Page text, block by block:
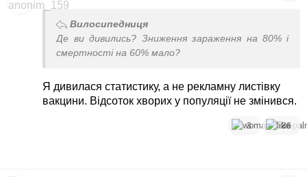
Вилосипедниця
Де ви дивились? Зниження зараження на 80% і
смертності на 60% мало?
Я дивилася статистику, а не рекламну листівку
вакцини. Відсоток хворих у популяції не змінився.
3 36